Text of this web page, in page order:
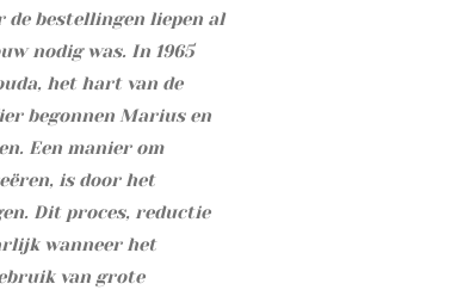
de bestellingen liepen al
nodig was. In 1965
het hart van de
begonnen Marius en
Een manier om
is door het
Dit proces, reductie
wanneer het
van grote